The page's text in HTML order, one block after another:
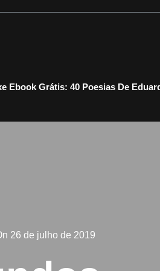
Ebook Grátis: 40 Poesias De
26 de julho de 2019